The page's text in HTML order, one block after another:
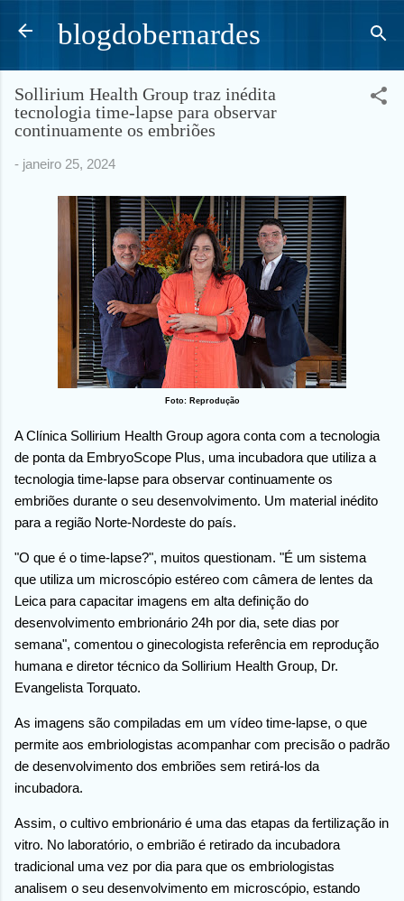
Pular para o conteúdo principal
blogdobernardes
Sollirium Health Group traz inédita
tecnologia time-lapse para observar
continuamente os embriões
- janeiro 25, 2024
Foto: Reprodução
A Clínica Sollirium Health Group agora conta com a tecnologia
de ponta da EmbryoScope Plus, uma incubadora que utiliza a
tecnologia time-lapse para observar continuamente os
embriões durante o seu desenvolvimento. Um material inédito
para a região Norte-Nordeste do país.
"O que é o time-lapse?", muitos questionam. "É um sistema
que utiliza um microscópio estéreo com câmera de lentes da
Leica para capacitar imagens em alta definição do
desenvolvimento embrionário 24h por dia, sete dias por
semana", comentou o ginecologista referência em reprodução
humana e diretor técnico da Sollirium Health Group, Dr.
Evangelista Torquato.
As imagens são compiladas em um vídeo time-lapse, o que
permite aos embriologistas acompanhar com precisão o padrão
de desenvolvimento dos embriões sem retirá-los da
incubadora.
Assim, o cultivo embrionário é uma das etapas da fertilização in
vitro. No laboratório, o embrião é retirado da incubadora
tradicional uma vez por dia para que os embriologistas
analisem o seu desenvolvimento em microscópio, estando